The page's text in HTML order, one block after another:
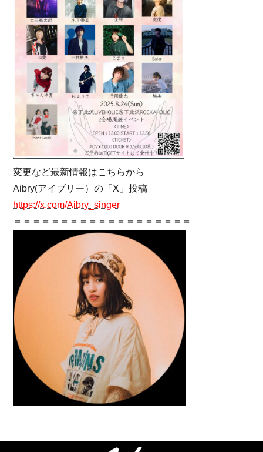
変更など最新情報はこちらから
Aibry(アイブリー）の「X」投稿
https://x.com/Aibry_singer
＝＝＝＝＝＝＝＝＝＝＝＝＝＝＝＝＝＝＝